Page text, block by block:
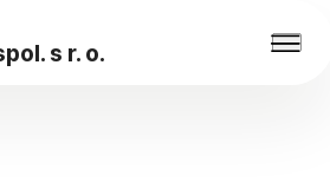
s r. o.